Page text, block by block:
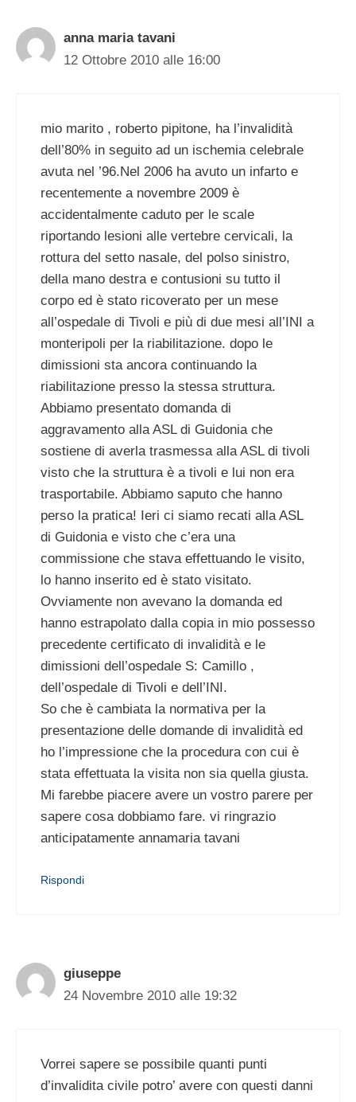
anna maria tavani
12 Ottobre 2010 alle 16:00
mio marito , roberto pipitone, ha l’invalidità
dell’80% in seguito ad un ischemia celebrale
avuta nel ’96.Nel 2006 ha avuto un infarto e
recentemente a novembre 2009 è
accidentalmente caduto per le scale
riportando lesioni alle vertebre cervicali, la
rottura del setto nasale, del polso sinistro,
della mano destra e contusioni su tutto il
corpo ed è stato ricoverato per un mese
all’ospedale di Tivoli e più di due mesi all’INI a
monteripoli per la riabilitazione. dopo le
dimissioni sta ancora continuando la
riabilitazione presso la stessa struttura.
Abbiamo presentato domanda di
aggravamento alla ASL di Guidonia che
sostiene di averla trasmessa alla ASL di tivoli
visto che la struttura è a tivoli e lui non era
trasportabile. Abbiamo saputo che hanno
perso la pratica! Ieri ci siamo recati alla ASL
di Guidonia e visto che c’era una
commissione che stava effettuando le visito,
lo hanno inserito ed è stato visitato.
Ovviamente non avevano la domanda ed
hanno estrapolato dalla copia in mio possesso
precedente certificato di invalidità e le
dimissioni dell’ospedale S: Camillo ,
dell’ospedale di Tivoli e dell’INI.
So che è cambiata la normativa per la
presentazione delle domande di invalidità ed
ho l’impressione che la procedura con cui è
stata effettuata la visita non sia quella giusta.
Mi farebbe piacere avere un vostro parere per
sapere cosa dobbiamo fare. vi ringrazio
anticipatamente annamaria tavani
Rispondi
giuseppe
24 Novembre 2010 alle 19:32
Vorrei sapere se possibile quanti punti
d’invalidita civile potro’ avere con questi danni